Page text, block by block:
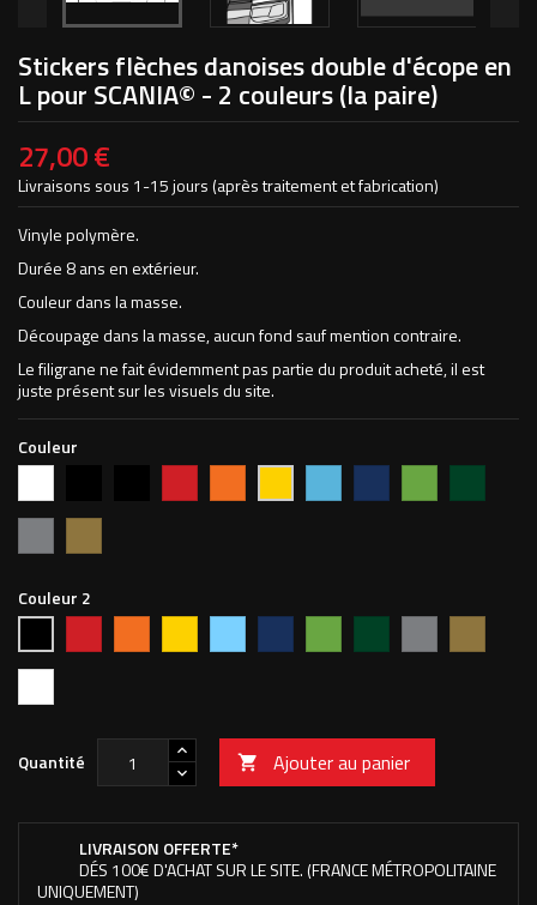
Stickers flèches danoises double d'écope en
L pour SCANIA© - 2 couleurs (la paire)
27,00 €
Livraisons sous 1-15 jours (après traitement et fabrication)
Vinyle polymère.
Durée 8 ans en extérieur.
Couleur dans la masse.
Découpage dans la masse, aucun fond sauf mention contraire.
Le filigrane ne fait évidemment pas partie du produit acheté, il est
juste présent sur les visuels du site.
Couleur
vif
Orange
clair
foncé pommeforêt
Couleur 2
vif
ciel
foncé pommeforêt
Quantité  Ajouter au panier
LIVRAISON OFFERTE*
DÉS 100€ D'ACHAT SUR LE SITE. (FRANCE MÉTROPOLITAINE
UNIQUEMENT)